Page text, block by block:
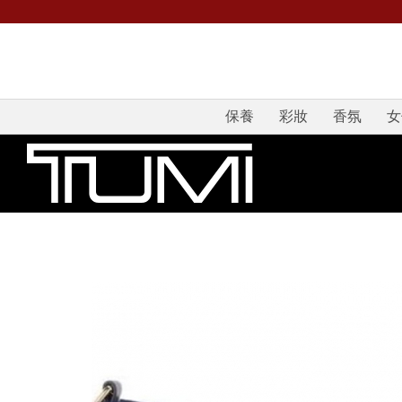
保養 彩妝 香氛